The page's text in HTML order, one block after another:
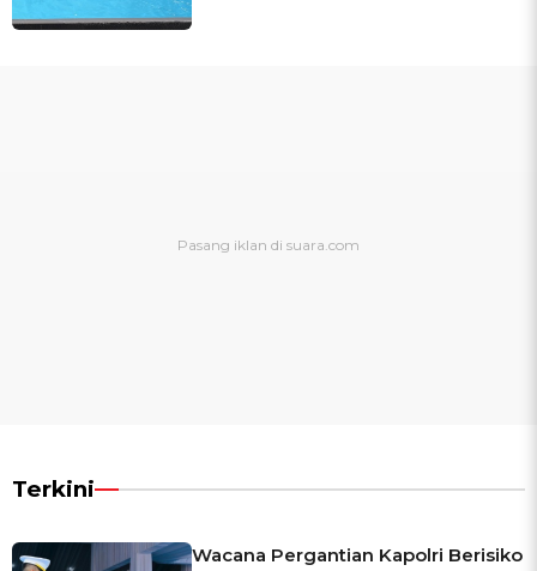
Terkini
Wacana Pergantian Kapolri Berisiko